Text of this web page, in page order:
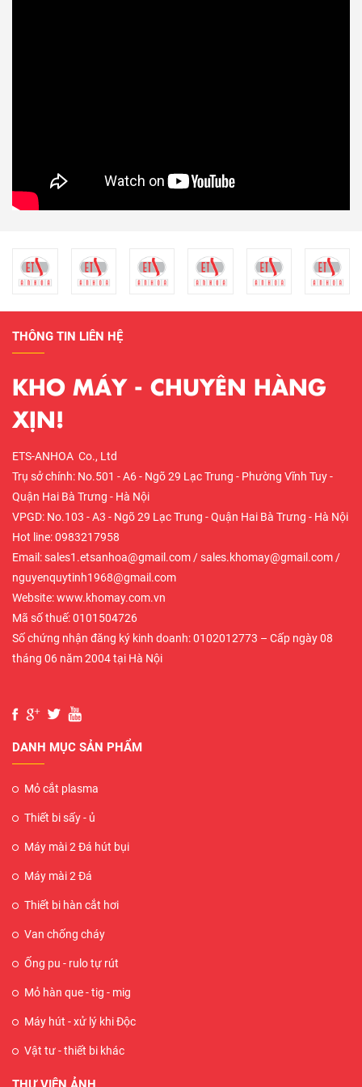
THÔNG TIN LIÊN HỆ
KHO MÁY - CHUYÊN HÀNG
XỊN!
ETS-ANHOA Co., Ltd
Trụ sở chính: No.501 - A6 - Ngõ 29 Lạc Trung - Phường Vĩnh Tuy -
Quận Hai Bà Trưng - Hà Nội
VPGD: No.103 - A3 - Ngõ 29 Lạc Trung - Quận Hai Bà Trưng - Hà Nội
Hot line: 0983217958
Email: sales1.etsanhoa@gmail.com / sales.khomay@gmail.com /
nguyenquytinh1968@gmail.com
Website: www.khomay.com.vn
Mã số thuế: 0101504726
Số chứng nhận đăng ký kinh doanh: 0102012773 – Cấp ngày 08
tháng 06 năm 2004 tại Hà Nội
DANH MỤC SẢN PHẨM
Mỏ cắt plasma
Thiết bi sấy - ủ
Máy mài 2 Đá hút bụi
Máy mài 2 Đá
Thiết bi hàn cắt hơi
Van chống cháy
Ống pu - rulo tự rút
Mỏ hàn que - tig - mig
Máy hút - xử lý khi Độc
Vật tư - thiết bi khác